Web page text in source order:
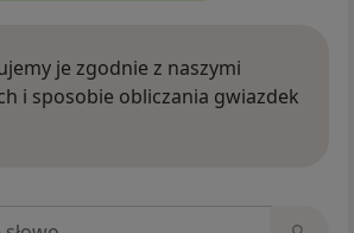
je zgodnie z naszymi
i sposobie obliczania gwiazdek